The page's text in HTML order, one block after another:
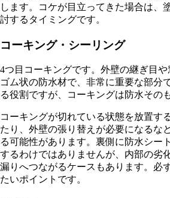
します。コケが目立ってきた場合は、
討するタイミングです。
コーキング・シーリング
4つ目コーキングです。外壁の継ぎ目
ゴム状の防水材で、非常に重要な部分
る役割ですが、コーキングは防水その
コーキングが切れている状態を放置す
たり、外壁の張り替えが必要になるな
る可能性があります。裏側に防水シー
するわけではありませんが、内部の劣
漏りへつながるケースもあります。必
たいポイントです。